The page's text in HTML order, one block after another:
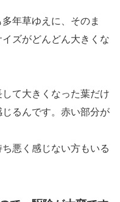
年草ゆえに、そのま
ズがどんどん大きくな
て大きくなった葉だけ
るんです。赤い部分が
悪く感じない方もいる